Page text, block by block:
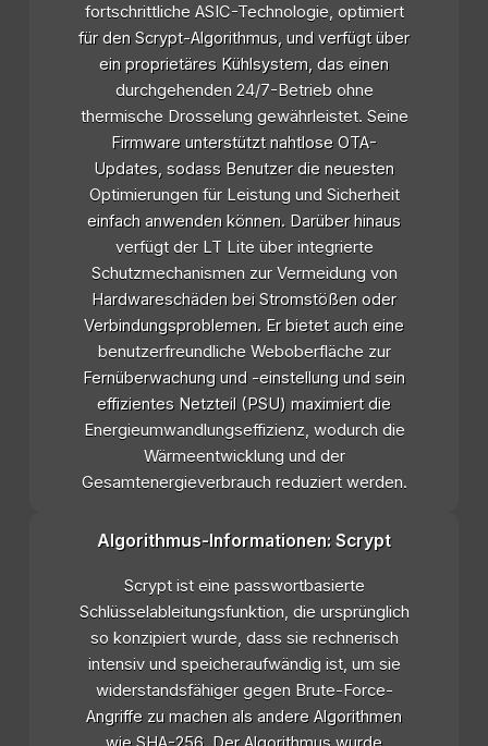
fortschrittliche ASIC-Technologie, optimiert
für den Scrypt-Algorithmus, und verfügt über
ein proprietäres Kühlsystem, das einen
durchgehenden 24/7-Betrieb ohne
thermische Drosselung gewährleistet. Seine
Firmware unterstützt nahtlose OTA-
Updates, sodass Benutzer die neuesten
Optimierungen für Leistung und Sicherheit
einfach anwenden können. Darüber hinaus
verfügt der LT Lite über integrierte
Schutzmechanismen zur Vermeidung von
Hardwareschäden bei Stromstößen oder
Verbindungsproblemen. Er bietet auch eine
benutzerfreundliche Weboberfläche zur
Fernüberwachung und -einstellung und sein
effizientes Netzteil (PSU) maximiert die
Energieumwandlungseffizienz, wodurch die
Wärmeentwicklung und der
Gesamtenergieverbrauch reduziert werden.
Algorithmus-Informationen: Scrypt
Scrypt ist eine passwortbasierte
Schlüsselableitungsfunktion, die ursprünglich
so konzipiert wurde, dass sie rechnerisch
intensiv und speicheraufwändig ist, um sie
widerstandsfähiger gegen Brute-Force-
Angriffe zu machen als andere Algorithmen